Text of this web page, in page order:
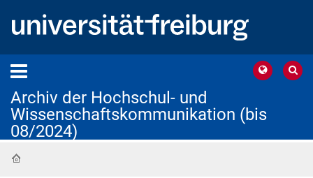
Archiv der Hochschul- und
Wissenschaftskommunikation (bis
08/2024)